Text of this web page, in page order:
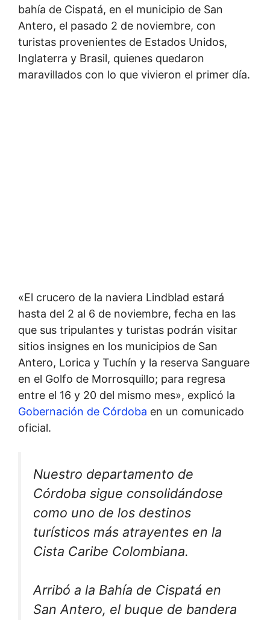
bahía de Cispatá, en el municipio de San
Antero, el pasado 2 de noviembre, con
turistas provenientes de Estados Unidos,
Inglaterra y Brasil, quienes quedaron
maravillados con lo que vivieron el primer día.
«El crucero de la naviera Lindblad estará
hasta del 2 al 6 de noviembre, fecha en las
que sus tripulantes y turistas podrán visitar
sitios insignes en los municipios de San
Antero, Lorica y Tuchín y la reserva Sanguare
en el Golfo de Morrosquillo; para regresa
entre el 16 y 20 del mismo mes», explicó la
Gobernación de Córdoba en un comunicado
oficial.
Nuestro departamento de
Córdoba sigue consolidándose
como uno de los destinos
turísticos más atrayentes en la
Cista Caribe Colombiana.
Arribó a la Bahía de Cispatá en
San Antero, el buque de bandera